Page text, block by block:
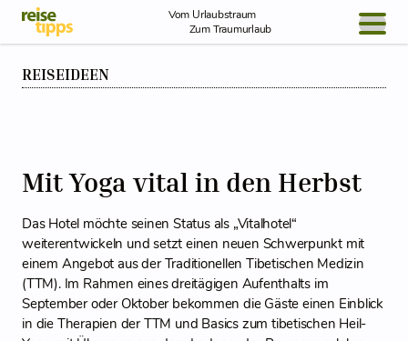
Skip to Content
Vom Urlaubstraum
Zum Traumurlaub
REISEIDEEN
Mit Yoga vital in den Herbst
Das Hotel möchte seinen Status als „Vitalhotel“
weiterentwickeln und setzt einen neuen Schwerpunkt mit
einem Angebot aus der Traditionellen Tibetischen Medizin
(TTM). Im Rahmen eines dreitägigen Aufenthalts im
September oder Oktober bekommen die Gäste einen Einblick
in die Therapien der TTM und Basics zum tibetischen Heil-